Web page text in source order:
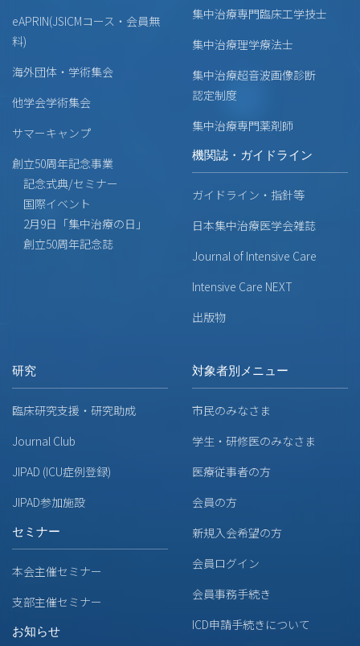
eAPRIN(JSICMコース・会員無
料)
海外団体・学術集会
他学会学術集会
サマーキャンプ
創立50周年記念事業
記念式典/セミナー
国際イベント
2月9日「集中治療の日」
創立50周年記念誌
集中治療専門臨床工学技士
集中治療理学療法士
集中治療超音波画像診断
認定制度
集中治療専門薬剤師
機関誌・ガイドライン
ガイドライン・指針等
日本集中治療医学会雑誌
Journal of Intensive Care
Intensive Care NEXT
出版物
研究
臨床研究支援・研究助成
Journal Club
JIPAD (ICU症例登録)
JIPAD参加施設
セミナー
本会主催セミナー
支部主催セミナー
お知らせ
対象者別メニュー
市民のみなさま
学生・研修医のみなさま
医療従事者の方
会員の方
新規入会希望の方
会員ログイン
会員事務手続き
ICD申請手続きについて